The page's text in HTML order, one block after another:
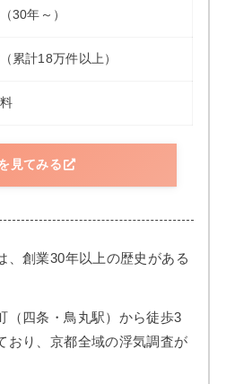
30年～）
累計18万件以上）
見てみる
、創業30年以上の歴史がある
（四条・鳥丸駅）から徒歩3
おり、京都全域の浮気調査が